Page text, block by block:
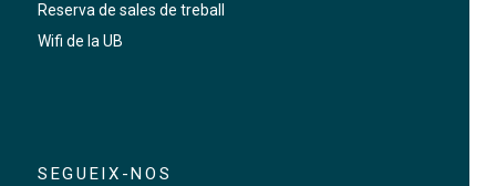
Reserva de sales de treball
Wifi de la UB
SEGUEIX-NOS